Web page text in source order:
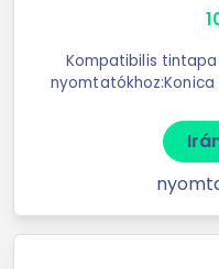
Kompatibilis
nyomtatókhoz:Konica